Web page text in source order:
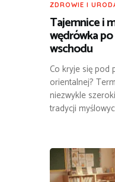
ZDROWIE I
Tajemnice i
wędrówka
wschodu
Co kryje się pod
orientalnej?
niezwykle
tradycji